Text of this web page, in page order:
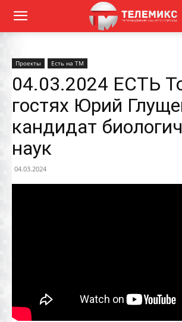
Проекты Есть на ТМ
04.03.2024 ЕСТЬ
гостях Юрий
кандидат
наук
04.03.2024